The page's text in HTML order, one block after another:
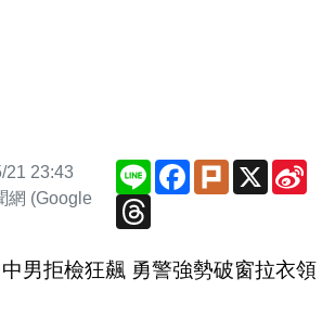
21 23:43
網 (Google
Line Facebook
PlurkX
Threads
男拒檢狂飆 勇警強勢破窗拉衣領